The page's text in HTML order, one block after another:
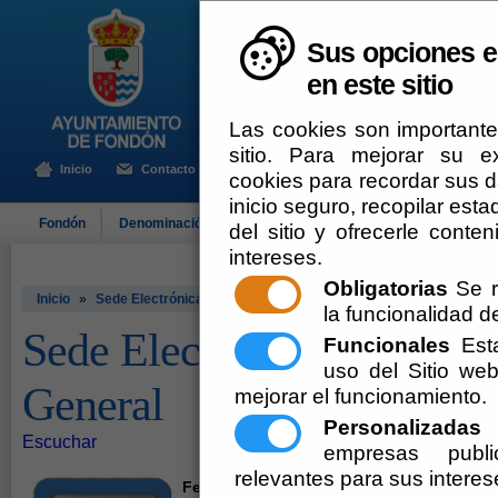
Sus opciones
en este sitio
Las cookies son
sitio. Para mejorar su
cookies para recordar sus
inicio seguro, recopilar
del sitio y ofrecerle
intereses.
Obligatorias Se
la funcionalidad
Funcionales
uso del Sitio
mejorar el funcionamiento.
Personalizadas
empresas
relevantes para sus
Inicio Contacto
Fondón Denominación de Origen El Ayuntamiento Turismo
Inicio » Sede Electrónica. Información General
Sede Electrónica.
General
Escuchar
Fecha y Hora Oficial:07-08-2026 17:34:06